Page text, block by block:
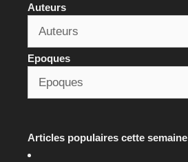
Auteurs
Epoques
Articles populaires cette semaine